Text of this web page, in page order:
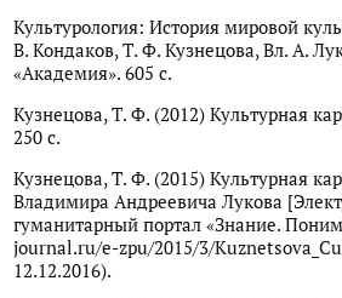
Культурология: История мировой
В. Кондаков, Т. Ф. Кузнецова, Вл. А.
«Академия». 605 с.
Кузнецова, Т. Ф. (2012) Культурная
250 с.
Кузнецова, Т. Ф. (2015) Культурная
Владимира Андреевича Лукова
гуманитарный портал «Знание.
journal.ru/e-zpu/2015/3/
12.12.2016).